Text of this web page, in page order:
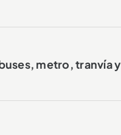
metro, tranvía